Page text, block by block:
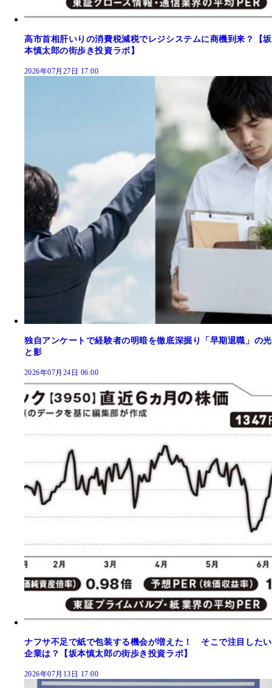
高市首相肝いりの消費税減税でレジシステムに商機到来？【坂
本慎太郎の街歩き投資ラボ】
2026年07月27日 17:00
独自アンケートで経験者の明暗を徹底深掘り「早期退職」の光
と影
2026年07月24日 06:00
ナフサ不足で紙で包装する機会が増えた！ そこで注目したい
企業は？【坂本慎太郎の街歩き投資ラボ】
2026年07月13日 17:00